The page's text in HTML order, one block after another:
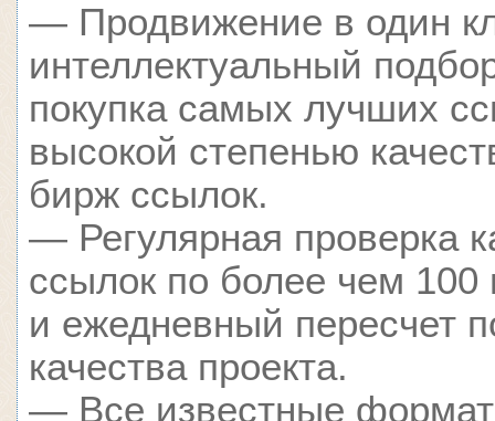
— Продвижение в один
интеллектуальный
покупка самых лучших
высокой степенью
бирж ссылок.
— Регулярная проверка
ссылок по более чем 100
и ежедневный пересчет
качества проекта.
— Все известные